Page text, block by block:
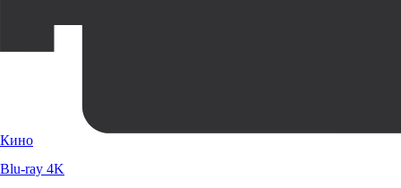
Кино
Blu-ray 4K